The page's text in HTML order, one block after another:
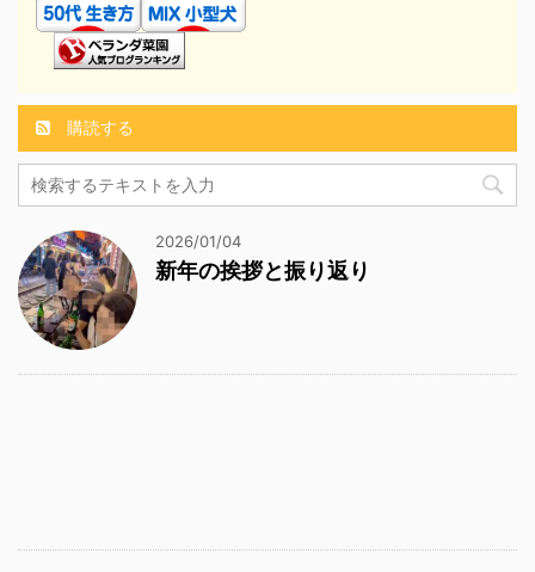
購読する
2026/01/04
新年の挨拶と振り返り